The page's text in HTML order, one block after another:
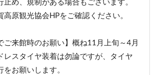
止め、規制がある場合もございます。
高原観光協会HPをご確認ください。
ご来館時のお願い】概ね11月上旬～4月
レスタイヤ装着は勿論ですが、タイヤ
お願いします。